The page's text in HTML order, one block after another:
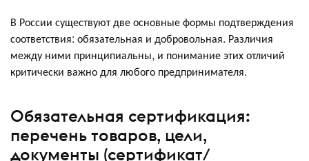
В России существуют две основные формы подтверждения
соответствия: обязательная и добровольная. Различия
между ними принципиальны, и понимание этих отличий
критически важно для любого предпринимателя.
Обязательная сертификация:
перечень товаров, цели,
документы (сертификат/